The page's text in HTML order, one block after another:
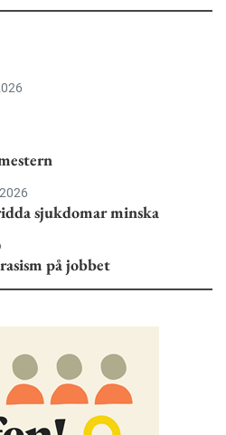
sjukdomar minska
på jobbet